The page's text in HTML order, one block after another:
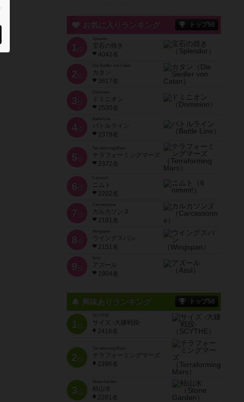
お気に入りランキング トップ50
1位
Splendor
宝石の煌き
4042名
2位
Die Siedler von Catan
カタン
3617名
3位
ドミニオン
2530名
4位
Battle Line
バトルライン
2379名
5位
Terraforming Mars
テラフォーミングマーズ
2372名
6位
ニムト
2202名
7位
Carcassonne
カルカソンヌ
2191名
8位
Wingspan
ウイングスパン
2151名
9位
Azul
アズール
1904名
興味ありランキング トップ50
1位
SCYTHE
サイズ -大鎌戦役-
2416名
2位
Terraforming Mars
テラフォーミングマーズ
2396名
3位
Stone Garden
枯山水
2281名